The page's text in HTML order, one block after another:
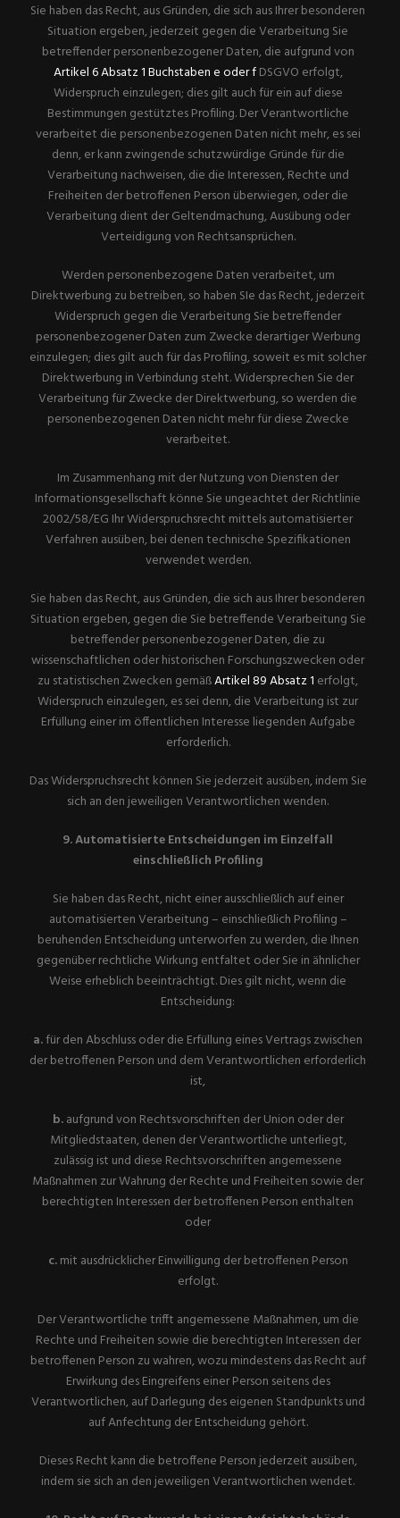
Sie haben das Recht, aus Gründen, die sich aus Ihrer besonderen
Situation ergeben, jederzeit gegen die Verarbeitung Sie
betreffender personenbezogener Daten, die aufgrund von
Artikel 6 Absatz 1 Buchstaben e oder fDSGVO erfolgt,
Widerspruch einzulegen; dies gilt auch für ein auf diese
Bestimmungen gestütztes Profiling. Der Verantwortliche
verarbeitet die personenbezogenen Daten nicht mehr, es sei
denn, er kann zwingende schutzwürdige Gründe für die
Verarbeitung nachweisen, die die Interessen, Rechte und
Freiheiten der betroffenen Person überwiegen, oder die
Verarbeitung dient der Geltendmachung, Ausübung oder
Verteidigung von Rechtsansprüchen.
Werden personenbezogene Daten verarbeitet, um
Direktwerbung zu betreiben, so haben SIe das Recht, jederzeit
Widerspruch gegen die Verarbeitung Sie betreffender
personenbezogener Daten zum Zwecke derartiger Werbung
einzulegen; dies gilt auch für das Profiling, soweit es mit solcher
Direktwerbung in Verbindung steht. Widersprechen Sie der
Verarbeitung für Zwecke der Direktwerbung, so werden die
personenbezogenen Daten nicht mehr für diese Zwecke
verarbeitet.
Im Zusammenhang mit der Nutzung von Diensten der
Informationsgesellschaft könne Sie ungeachtet der Richtlinie
2002/58/EG Ihr Widerspruchsrecht mittels automatisierter
Verfahren ausüben, bei denen technische Spezifikationen
verwendet werden.
Sie haben das Recht, aus Gründen, die sich aus Ihrer besonderen
Situation ergeben, gegen die Sie betreffende Verarbeitung Sie
betreffender personenbezogener Daten, die zu
wissenschaftlichen oder historischen Forschungszwecken oder
zu statistischen Zwecken gemäßArtikel 89 Absatz 1 erfolgt,
Widerspruch einzulegen, es sei denn, die Verarbeitung ist zur
Erfüllung einer im öffentlichen Interesse liegenden Aufgabe
erforderlich.
Das Widerspruchsrecht können Sie jederzeit ausüben, indem Sie
sich an den jeweiligen Verantwortlichen wenden.
9. Automatisierte Entscheidungen im Einzelfall
einschließlich Profiling
Sie haben das Recht, nicht einer ausschließlich auf einer
automatisierten Verarbeitung – einschließlich Profiling –
beruhenden Entscheidung unterworfen zu werden, die Ihnen
gegenüber rechtliche Wirkung entfaltet oder Sie in ähnlicher
Weise erheblich beeinträchtigt. Dies gilt nicht, wenn die
Entscheidung:
a.für den Abschluss oder die Erfüllung eines Vertrags zwischen
der betroffenen Person und dem Verantwortlichen erforderlich
ist,
b.aufgrund von Rechtsvorschriften der Union oder der
Mitgliedstaaten, denen der Verantwortliche unterliegt,
zulässig ist und diese Rechtsvorschriften angemessene
Maßnahmen zur Wahrung der Rechte und Freiheiten sowie der
berechtigten Interessen der betroffenen Person enthalten
oder
c.mit ausdrücklicher Einwilligung der betroffenen Person
erfolgt.
Der Verantwortliche trifft angemessene Maßnahmen, um die
Rechte und Freiheiten sowie die berechtigten Interessen der
betroffenen Person zu wahren, wozu mindestens das Recht auf
Erwirkung des Eingreifens einer Person seitens des
Verantwortlichen, auf Darlegung des eigenen Standpunkts und
auf Anfechtung der Entscheidung gehört.
Dieses Recht kann die betroffene Person jederzeit ausüben,
indem sie sich an den jeweiligen Verantwortlichen wendet.